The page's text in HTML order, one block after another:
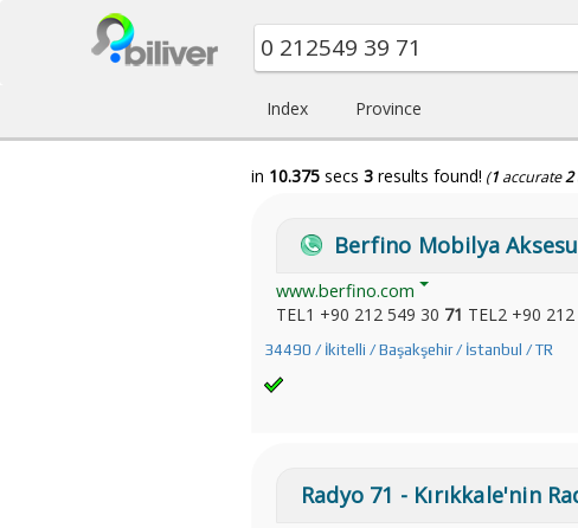
Index Province
in 10.375 secs 3 results found! (1 accurate2
Berfino Mobilya
www.berfino.com
TEL1 +90 212 549 30 71 TEL2 +90
34490 / İkitelli / Başakşehir / İstanbul / TR
Radyo 71 - Kırıkkale'nin